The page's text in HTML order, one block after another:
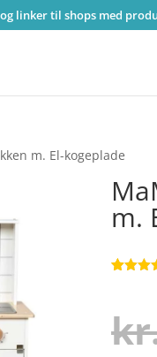
linker til shops med
m. El-kogeplade
m.
baseret
på